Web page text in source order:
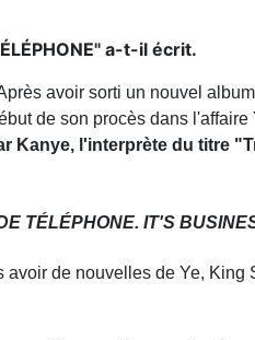
a-t-il écrit.
avoir sorti un nouvel
de son procès dans
Kanye, l'interprète du titre
TÉLÉPHONE. IT'S
avoir de nouvelles de Ye,